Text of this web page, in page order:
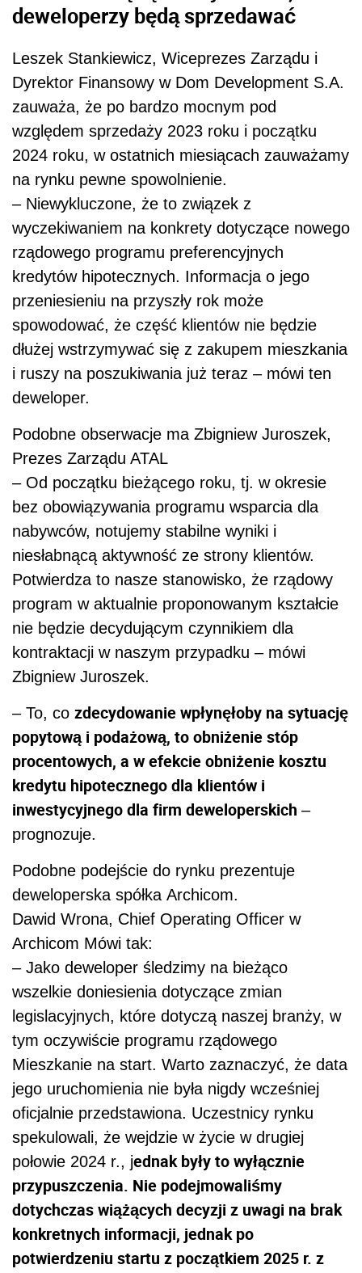
deweloperzy będą sprzedawać
Leszek Stankiewicz, Wiceprezes Zarządu i
Dyrektor Finansowy w Dom Development S.A.
zauważa, że po bardzo mocnym pod
względem sprzedaży 2023 roku i początku
2024 roku, w ostatnich miesiącach zauważamy
na rynku pewne spowolnienie.
– Niewykluczone, że to związek z
wyczekiwaniem na konkrety dotyczące nowego
rządowego programu preferencyjnych
kredytów hipotecznych. Informacja o jego
przeniesieniu na przyszły rok może
spowodować, że część klientów nie będzie
dłużej wstrzymywać się z zakupem mieszkania
i ruszy na poszukiwania już teraz – mówi ten
deweloper.
Podobne obserwacje ma Zbigniew Juroszek,
Prezes Zarządu ATAL
– Od początku bieżącego roku, tj. w okresie
bez obowiązywania programu wsparcia dla
nabywców, notujemy stabilne wyniki i
niesłabnącą aktywność ze strony klientów.
Potwierdza to nasze stanowisko, że rządowy
program w aktualnie proponowanym kształcie
nie będzie decydującym czynnikiem dla
kontraktacji w naszym przypadku – mówi
Zbigniew Juroszek.
– To, co zdecydowanie wpłynęłoby na sytuację
popytową i podażową, to obniżenie stóp
procentowych, a w efekcie obniżenie kosztu
kredytu hipotecznego dla klientów i
inwestycyjnego dla firm deweloperskich –
prognozuje.
Podobne podejście do rynku prezentuje
deweloperska spółka Archicom.
Dawid Wrona, Chief Operating Officer w
Archicom Mówi tak:
– Jako deweloper śledzimy na bieżąco
wszelkie doniesienia dotyczące zmian
legislacyjnych, które dotyczą naszej branży, w
tym oczywiście programu rządowego
Mieszkanie na start. Warto zaznaczyć, że data
jego uruchomienia nie była nigdy wcześniej
oficjalnie przedstawiona. Uczestnicy rynku
spekulowali, że wejdzie w życie w drugiej
połowie 2024 r., jednak były to wyłącznie
przypuszczenia. Nie podejmowaliśmy
dotychczas wiążących decyzji z uwagi na brak
konkretnych informacji, jednak po
potwierdzeniu startu z początkiem 2025 r. z